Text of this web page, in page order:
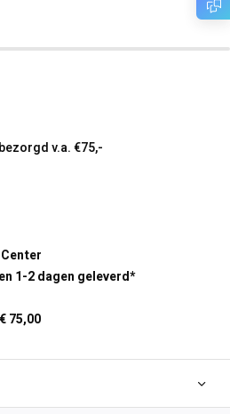
v.a. €75,-
1-2 dagen geleverd*
75,00